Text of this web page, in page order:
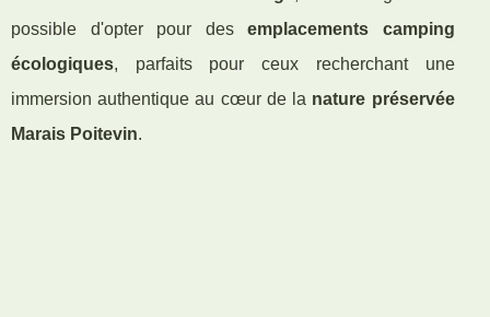
possible d'opter pour desemplacements camping
écologiques, parfaits pour ceux recherchant une
immersion authentique au cœur de la nature préservée
Marais Poitevin.